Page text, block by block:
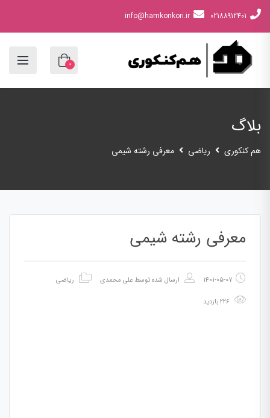
02188912401
info@hamkonkori.ir
0
بلاگ
هم کنکوری ریاضی معرفی رشته شیمی
معرفی رشته شیمی
1401-05-07 ارسال شده توسط علی محمدی ریاضی